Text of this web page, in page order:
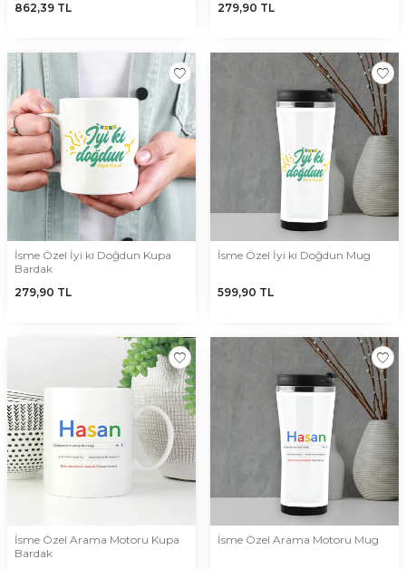
862,39 TL 279,90 TL
İsme Özel İyi ki Doğdun Kupa
Bardak
279,90 TL
İsme Özel İyi ki Doğdun Mug
599,90 TL
İsme Özel Arama Motoru Kupa
Bardak
İsme Özel Arama Motoru Mug